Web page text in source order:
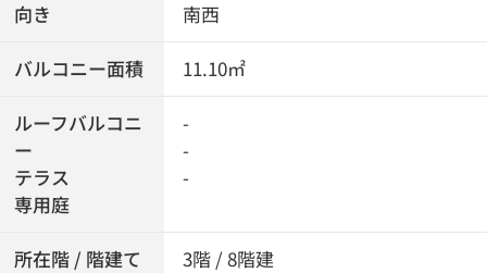
向き 南西
バルコニー面積 11.10㎡
ルーフバルコニ
ー
テラス
専用庭
-
-
-
所在階 / 階建て 3階 / 8階建